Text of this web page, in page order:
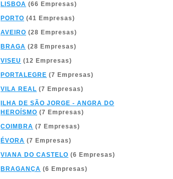
LISBOA (66 Empresas)
PORTO (41 Empresas)
AVEIRO (28 Empresas)
BRAGA (28 Empresas)
VISEU (12 Empresas)
PORTALEGRE (7 Empresas)
VILA REAL (7 Empresas)
ILHA DE SÃO JORGE - ANGRA DO
HEROÍSMO (7 Empresas)
COIMBRA (7 Empresas)
ÉVORA (7 Empresas)
VIANA DO CASTELO (6 Empresas)
BRAGANÇA (6 Empresas)